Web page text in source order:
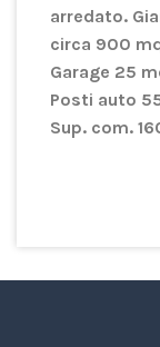
arredato.
circa 900
Garage 25
Posti auto
Sup. com.